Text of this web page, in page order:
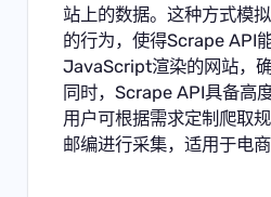
站上的数据。这种方式模
的行为，使得Scrape API
JavaScript渲染的网站，确
同时，Scrape API具备高
用户可根据需求定制爬取
邮编进行采集，适用于电